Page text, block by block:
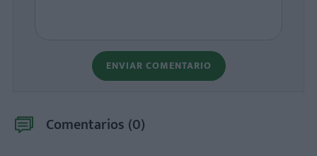
ENVIAR COMENTARIO
Comentarios (0)